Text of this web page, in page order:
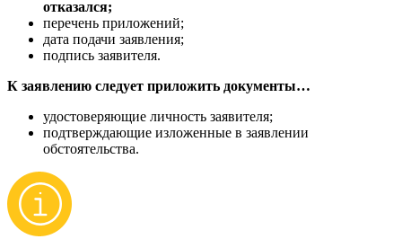
отказался;
перечень приложений;
дата подачи заявления;
подпись заявителя.
К заявлению следует приложить документы…
удостоверяющие личность заявителя;
подтверждающие изложенные в заявлении
обстоятельства.